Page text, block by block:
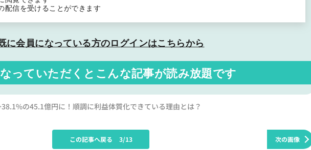
配信を受けることができます
に会員になっている方のログインはこちらから
っていただくと こんな記事が読み放題です
の45.1億円に！順調に利益体質化できている理由とは？
次の画像
この記事へ戻る 3/13